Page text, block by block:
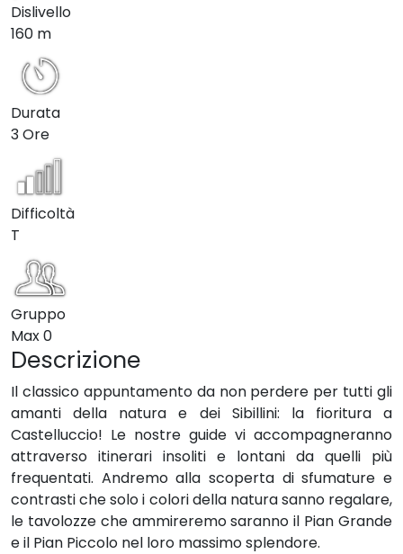
Dislivello
160 m
Durata
3 Ore
Difficoltà
T
Gruppo
Max0
Descrizione
Il classico appuntamento da non perdere per tutti gli
amanti della natura e dei Sibillini: la fioritura a
Castelluccio! Le nostre guide vi accompagneranno
attraverso itinerari insoliti e lontani da quelli più
frequentati. Andremo alla scoperta di sfumature e
contrasti che solo i colori della natura sanno regalare,
le tavolozze che ammireremo saranno il Pian Grande
e il Pian Piccolo nel loro massimo splendore.